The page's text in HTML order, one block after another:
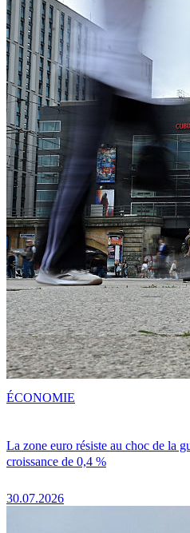
La zone euro résiste au choc de la
croissance de 0,4 %
30.07.2026
ÉCONOMIE